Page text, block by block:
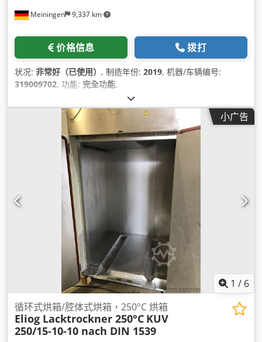
Meiningen 9,337 km
价格信息 拨打
状况: 非常好（已使用） , 制造年份: 2019, 机器/车辆编号:
319009702, 功能: 完全功能,
小广告
1 / 6
循环式烘箱/腔体式烘箱，250°C 烘箱
Eliog Lacktrockner 250°C KUV
250/15-10-10 nach DIN 1539